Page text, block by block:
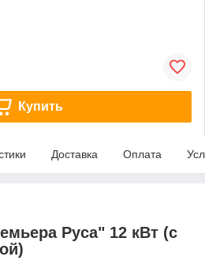
Купить
Доставка Оплата
Руса" 12 кВт (с